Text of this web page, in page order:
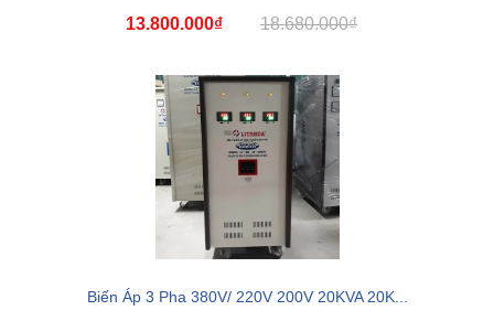
13.800.000₫ 18.680.000₫
Biến Áp 3 Pha 380V/ 220V 200V 20KVA 20K...